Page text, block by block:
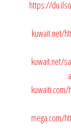
https://
kuwait.net/
kuwait.net/
kuwaiti.com/
mega.com/